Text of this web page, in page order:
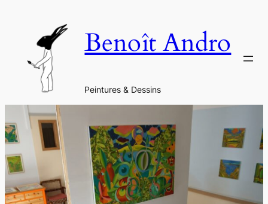
contenu
Benoît Andro
Peintures & Dessins